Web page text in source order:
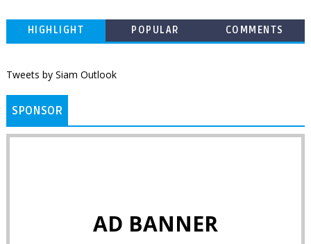
HIGHLIGHT POPULAR COMMENTS
Tweets by Siam Outlook
SPONSOR
AD BANNER